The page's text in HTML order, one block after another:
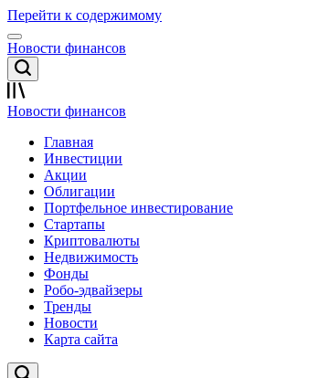
Перейти к содержимому
Новости финансов
Новости финансов
Главная
Инвестиции
Акции
Облигации
Портфельное инвестирование
Стартапы
Криптовалюты
Недвижимость
Фонды
Робо-эдвайзеры
Тренды
Новости
Карта сайта